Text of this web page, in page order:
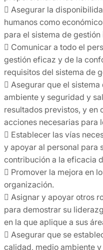
 Asegurar la
humanos como
para el sistema de
 Comunicar a todo el
gestión eficaz y de la
requisitos del sistema de
 Asegurar que el
ambiente y seguridad y
resultados previstos, y en
acciones necesarias para
 Establecer las vías
y apoyar al personal para
contribución a la eficacia
 Promover la mejora en
organización.
 Asignar y apoyar otros
para demostrar su
en la que aplique a sus
 Asegurar que se
calidad, medio ambiente